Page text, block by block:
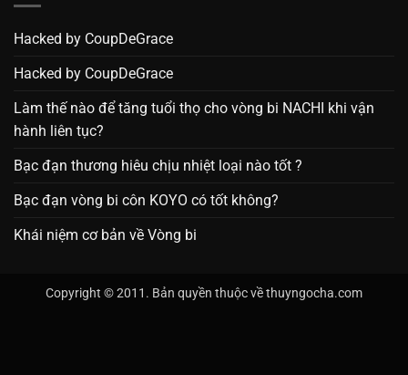
Hacked by CoupDeGrace
Hacked by CoupDeGrace
Làm thế nào để tăng tuổi thọ cho vòng bi NACHI khi vận
hành liên tục?
Bạc đạn thương hiêu chịu nhiệt loại nào tốt ?
Bạc đạn vòng bi côn KOYO có tốt không?
Khái niệm cơ bản về Vòng bi
Copyright © 2011. Bản quyền thuộc về thuyngocha.com